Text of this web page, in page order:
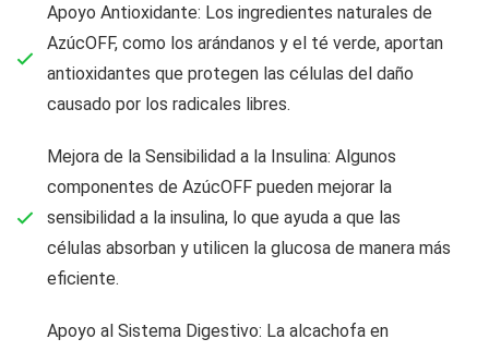
Apoyo Antioxidante: Los ingredientes naturales de
AzúcOFF, como los arándanos y el té verde, aportan
antioxidantes que protegen las células del daño
causado por los radicales libres.
Mejora de la Sensibilidad a la Insulina: Algunos
componentes de AzúcOFF pueden mejorar la
sensibilidad a la insulina, lo que ayuda a que las
células absorban y utilicen la glucosa de manera más
eficiente.
Apoyo al Sistema Digestivo: La alcachofa en